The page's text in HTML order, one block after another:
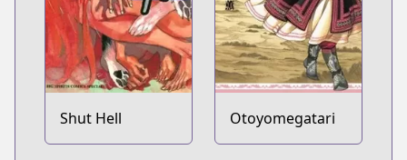
Shut Hell Otoyomegatari